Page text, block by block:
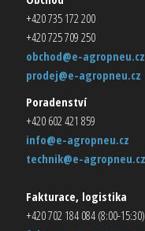
+420 735 172 200
+420 725 709 250
obchod@e-agropneu.cz
prodej@e-agropneu.cz
Poradenství
+420 602 421 859
info@e-agropneu.cz
technik@e-agropneu.cz
Fakturace, logistika
+420 702 184 084 (8:00-15:30)